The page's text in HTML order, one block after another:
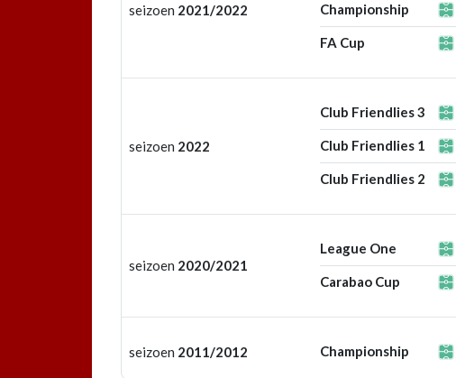
seizoen 2021/2022 Championship
FA Cup
seizoen 2022
Club Friendlies 3
Club Friendlies 1
Club Friendlies 2
seizoen 2020/2021
League One
Carabao Cup
seizoen 2011/2012 Championship